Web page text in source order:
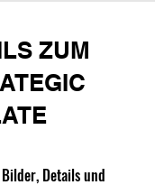
ZUM
Details und